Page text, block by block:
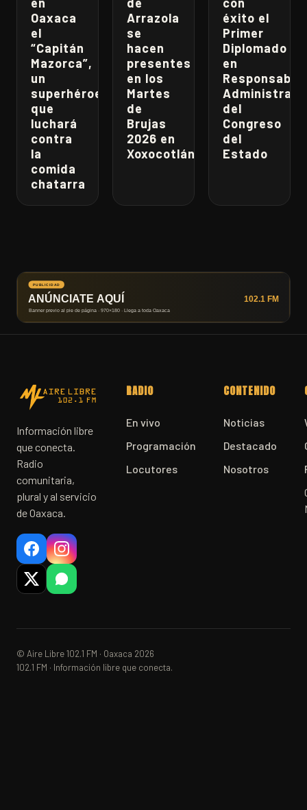
Oaxaca
el
“Capitán
Mazorca”,
un
superhéroe
que
luchará
contra
la
comida
chatarra
Arrazola
se
hacen
presentes
en los
Martes
de
Brujas
2026 en
Xoxocotlán
éxito el
Primer
Diplomado
en
del
Congreso
del
Estado
Información libre
que conecta.
Radio
comunitaria,
plural y al servicio
de Oaxaca.
RADIO
En vivo
Programación
Locutores
CONTENIDO
Noticias
Destacado
Nosotros
© Aire Libre 102.1 FM · Oaxaca 2026
102.1 FM · Información libre que conecta.